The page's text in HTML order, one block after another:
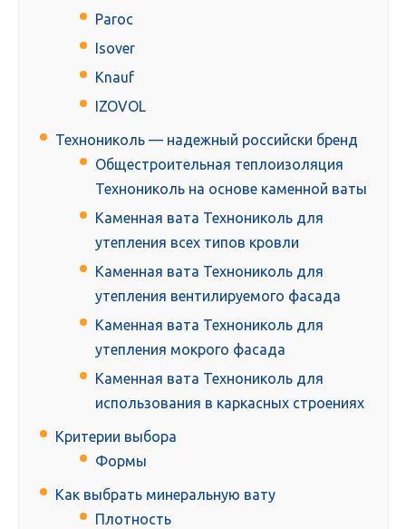
Paroc
Isover
Knauf
IZOVOL
Технониколь — надежный российски бренд
Общестроительная теплоизоляция
Технониколь на основе каменной ваты
Каменная вата Технониколь для
утепления всех типов кровли
Каменная вата Технониколь для
утепления вентилируемого фасада
Каменная вата Технониколь для
утепления мокрого фасада
Каменная вата Технониколь для
использования в каркасных строениях
Критерии выбора
Формы
Как выбрать минеральную вату
Плотность